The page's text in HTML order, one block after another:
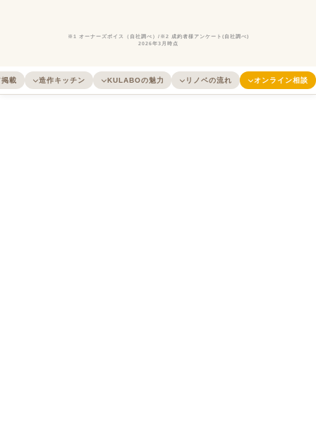
※1 オーナーズボイス（自社調べ）/※2 成約者様アンケート(自社調べ)
2026年3月時点
載 造作キッチン KULABOの魅力 リノベの流れ オンライン相談